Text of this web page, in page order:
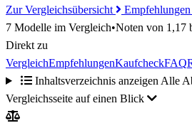
Zur Vergleichsübersicht
7 Modelle im Vergleich•Noten von 1,17
Direkt zu
VergleichEmpfehlungenKaufcheckFAQ
Inhaltsverzeichnis anzeigen Alle
Vergleichsseite auf einen Blick